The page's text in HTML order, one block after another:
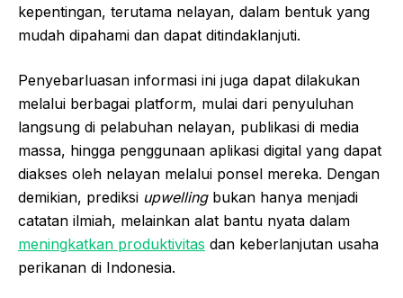
kepentingan, terutama nelayan, dalam bentuk yang
mudah dipahami dan dapat ditindaklanjuti.
Penyebarluasan informasi ini juga dapat dilakukan
melalui berbagai platform, mulai dari penyuluhan
langsung di pelabuhan nelayan, publikasi di media
massa, hingga penggunaan aplikasi digital yang dapat
diakses oleh nelayan melalui ponsel mereka. Dengan
demikian, prediksi upwellingbukan hanya menjadi
catatan ilmiah, melainkan alat bantu nyata dalam
meningkatkan produktivitas dan keberlanjutan usaha
perikanan di Indonesia.